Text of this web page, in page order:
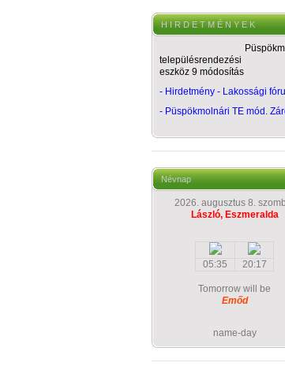
H I R D E T M É N Y E K
településrendezési
eszköz 9 módosítás
- Hirdetmény - Lakossági
- Püspökmolnári TE mód.
Névnap
2026. augusztus 8.
László, Eszmeralda
05:35 20:17
Tomorrow will be
Emőd
name-day